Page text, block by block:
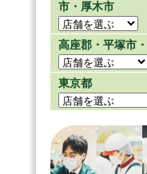
市・厚木市
高座郡・平塚市
東京都